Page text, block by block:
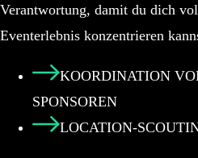
Verantwortung, damit du dich
Eventerlebnis konzentrieren
KOORDINATION
SPONSOREN
LOCATION-